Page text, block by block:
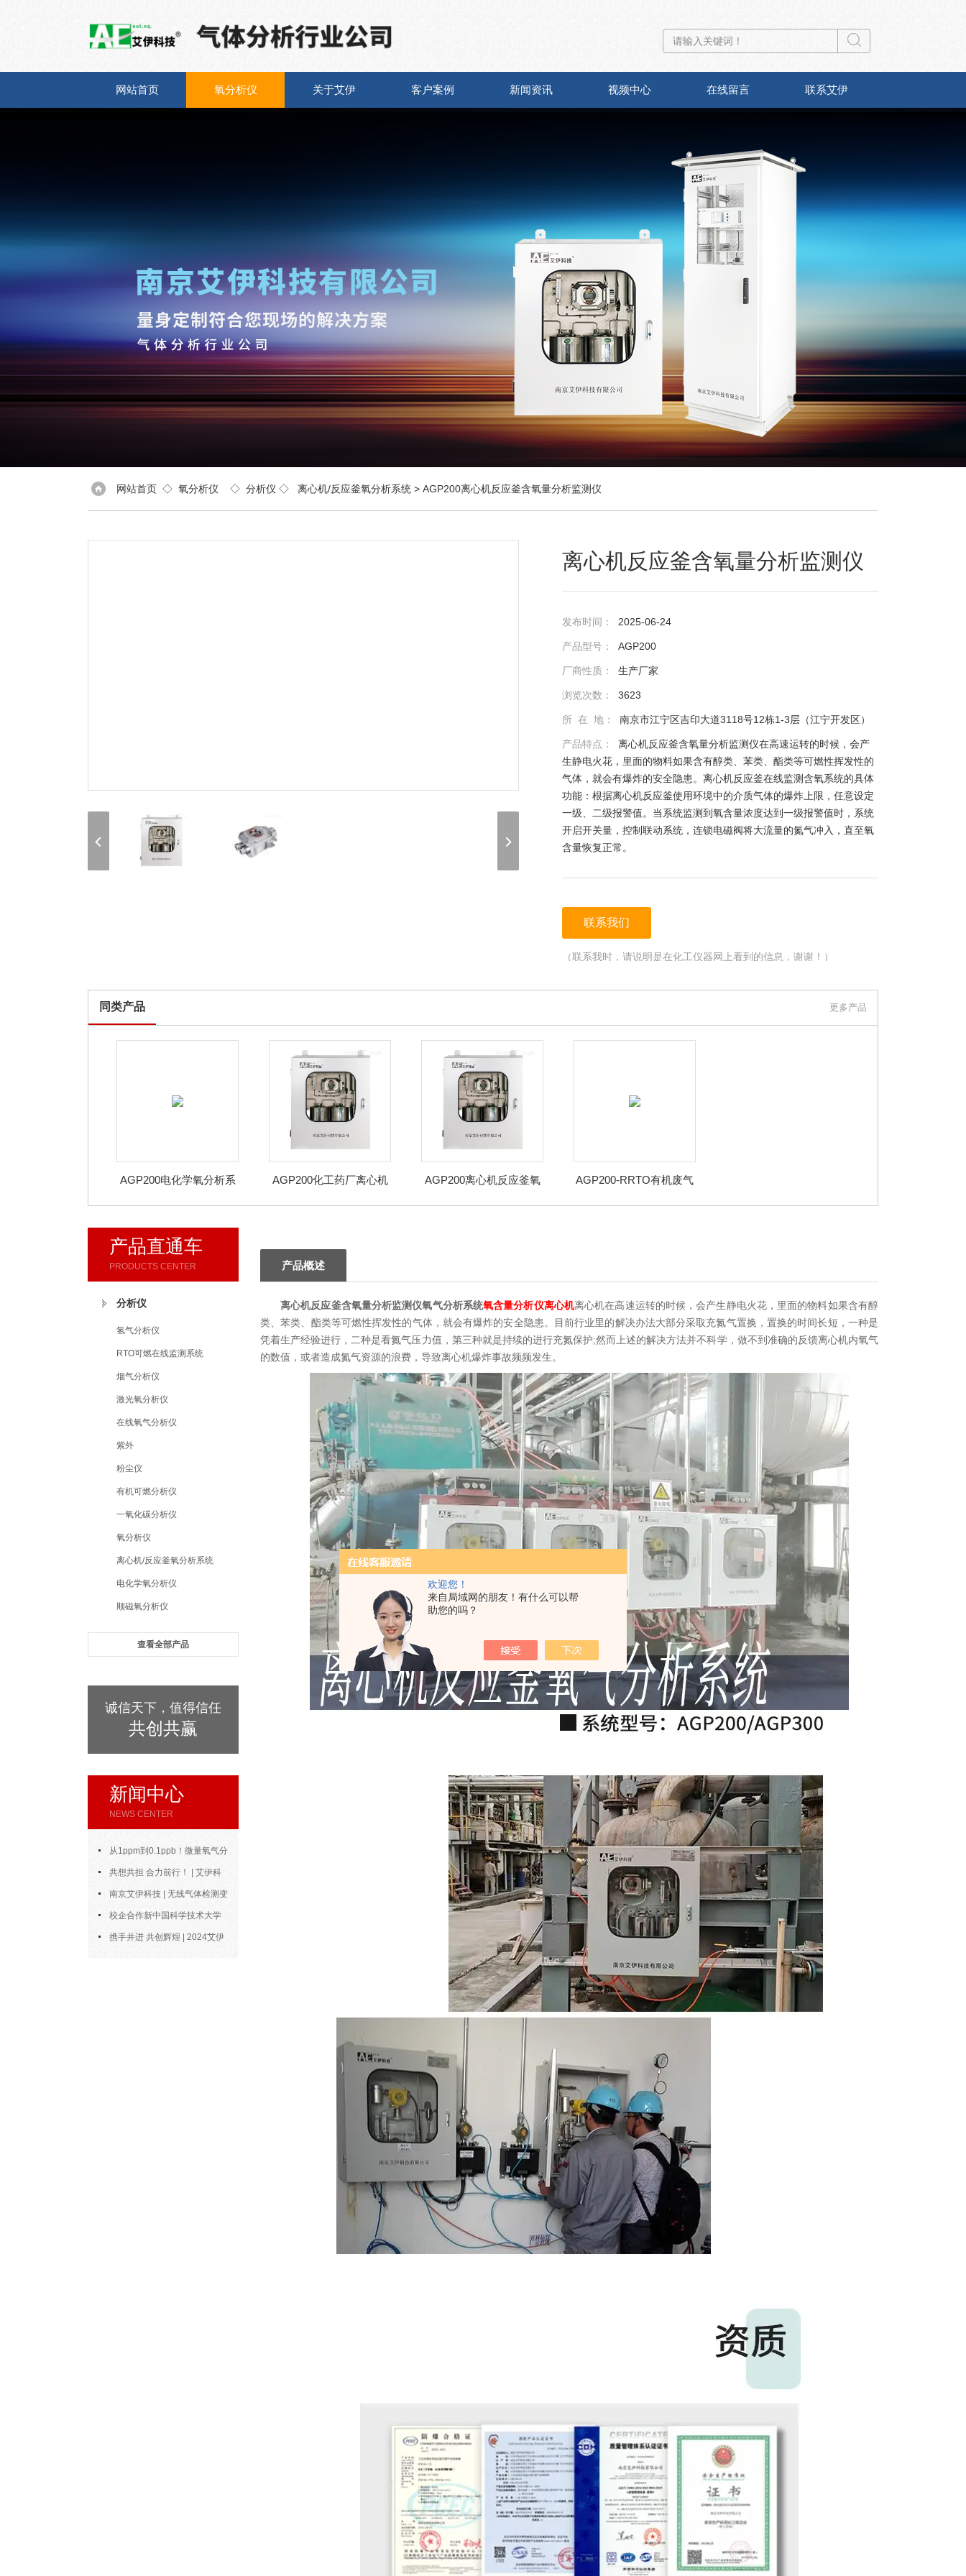
欢迎您！
来自局域网的朋友！有什么可以帮
助您的吗？
网站首页 氧分析仪 关于艾伊 客户案例 新闻资讯 视频中心 在线留言 联系艾伊
网站首页 ◇ 氧分析仪 ◇ 分析仪 ◇ 离心机/反应釜氧分析系统 > AGP200离心机反应釜含氧量分析监测仪
离心机反应釜含氧量分析监测仪
发布时间： 2025-06-24
产品型号： AGP200
厂商性质： 生产厂家
浏览次数： 3623
所 在 地： 南京市江宁区吉印大道3118号12栋1-3层（江宁开发区）
产品特点： 离心机反应釜含氧量分析监测仪在高速运转的时候，会产
生静电火花，里面的物料如果含有醇类、苯类、酯类等可燃性挥发性的
气体，就会有爆炸的安全隐患。离心机反应釜在线监测含氧系统的具体
功能：根据离心机反应釜使用环境中的介质气体的爆炸上限，任意设定
一级、二级报警值。当系统监测到氧含量浓度达到一级报警值时，系统
开启开关量，控制联动系统，连锁电磁阀将大流量的氮气冲入，直至氧
含量恢复正常。
联系我们
（联系我时，请说明是在化工仪器网上看到的信息，谢谢！）
同类产品 更多产品
AGP200电化学氧分析系
AGP200化工药厂离心机
AGP200离心机反应釜氧
AGP200-RRTO有机废气
产品直通车
PRODUCTS CENTER
分析仪
氢气分析仪
RTO可燃在线监测系统
烟气分析仪
激光氧分析仪
在线氧气分析仪
紫外
粉尘仪
有机可燃分析仪
一氧化碳分析仪
氧分析仪
离心机/反应釜氧分析系统
电化学氧分析仪
顺磁氧分析仪
查看全部产品
诚信天下，值得信任
共创共赢
新闻中心
NEWS CENTER
从1ppm到0.1ppb！微量氧气分
析仪的测量范围与精度到底能做到
多好？
共想共担 合力前行！ | 艾伊科
技2025年中合伙人会议圆满召开
南京艾伊科技 | 无线气体检测变
送器：无线通信，智控安全新风向
校企合作新中国科学技术大学
博士陶永会出任南京艾伊公司“科
携手并进 共创辉煌 | 2024艾伊
产品概述
离心机反应釜含氧量分析监测仪氧气分析系统氧含量分析仪离心机离心机在高速运转的时候，会产生静电火花，里面的物料如果含有醇
类、苯类、酯类等可燃性挥发性的气体，就会有爆炸的安全隐患。目前行业里的解决办法大部分采取充氮气置换，置换的时间长短，一种是
凭着生产经验进行，二种是看氮气压力值，第三种就是持续的进行充氮保护;然而上述的解决方法并不科学，做不到准确的反馈离心机内氧气
的数值，或者造成氮气资源的浪费，导致离心机爆炸事故频频发生。